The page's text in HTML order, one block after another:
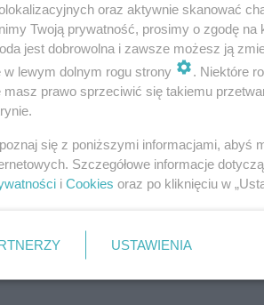
z wizerunkiem Jana Pawła
się... kibice Śląska Wrocław.
poprzedniego stanu. Malunek nie
farbę. Podczas
oraz aktywnie skanować
Twoją prywatność, prosimy o zgodę na
jest dobrowolna i zawsze możesz ją
w lewym dolnym rogu strony
. Niektóre
masz prawo sprzeciwić się takiemu
się z poniższymi informacjami, abyś
Szczegółowe informacje
i Cookies oraz po kliknięciu w
USTAWIENIA